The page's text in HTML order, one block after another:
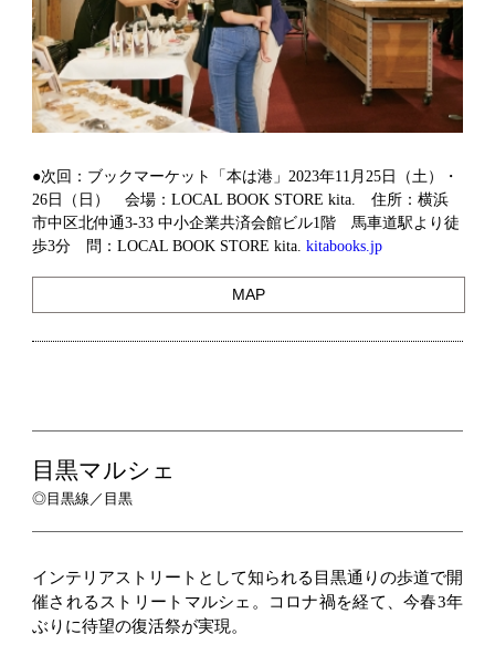
●次回：ブックマーケット「本は港」2023年11月25日（土）・
26日（日） 会場：LOCAL BOOK STORE kita. 住所：横浜
市中区北仲通3-33 中小企業共済会館ビル1階 馬車道駅より徒
歩3分 問：LOCAL BOOK STORE kita. kitabooks.jp
MAP
目黒マルシェ
◎目黒線／目黒
インテリアストリートとして知られる目黒通りの歩道で開
催されるストリートマルシェ。コロナ禍を経て、今春3年
ぶりに待望の復活祭が実現。